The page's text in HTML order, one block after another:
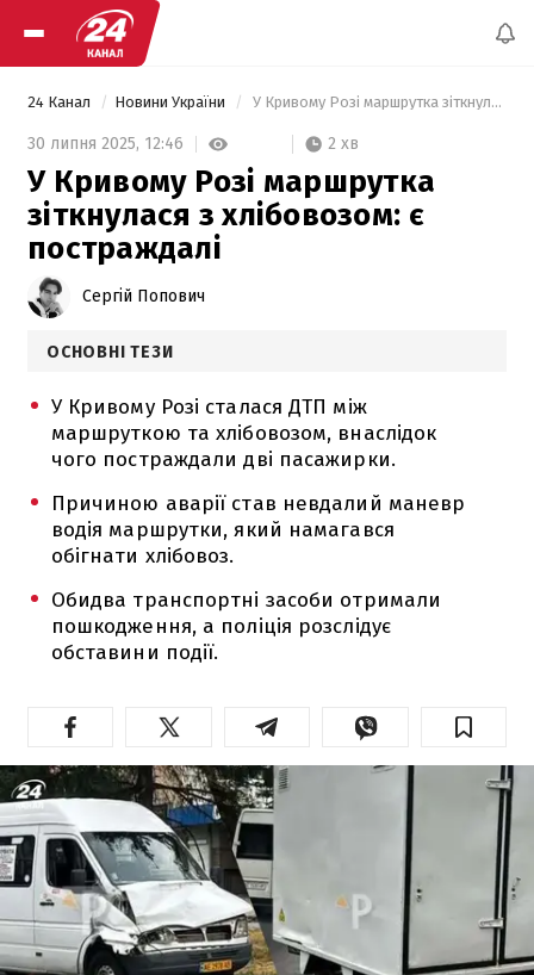
24 Канал Новини України У Кривому Розі маршрутка зіткнулася з хлібовозом: є постраждалі
30 липня 2025, 12:46 2 хв
У Кривому Розі маршрутка
зіткнулася з хлібовозом: є
постраждалі
Сергій Попович
ОСНОВНІ ТЕЗИ
У Кривому Розі сталася ДТП між
маршруткою та хлібовозом, внаслідок
чого постраждали дві пасажирки.
Причиною аварії став невдалий маневр
водія маршрутки, який намагався
обігнати хлібовоз.
Обидва транспортні засоби отримали
пошкодження, а поліція розслідує
обставини події.